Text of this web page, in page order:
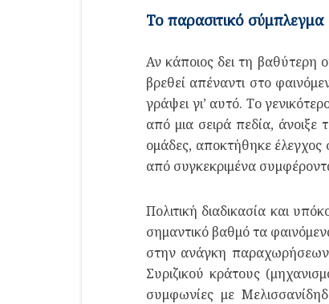
Το παρασιτικό σύμπλεγμα
Αν κάποιος δει τη βαθύτερη
βρεθεί απέναντι στο
γράψει γι’ αυτό. Το
από μια σειρά πεδία,
ομάδες, αποκτήθηκε έλεγχος
από συγκεκριμένα
Πολιτική διαδικασία και
σημαντικό βαθμό τα
στην ανάγκη παραχωρήσεων
Συριζικού κράτους
συμφωνίες με